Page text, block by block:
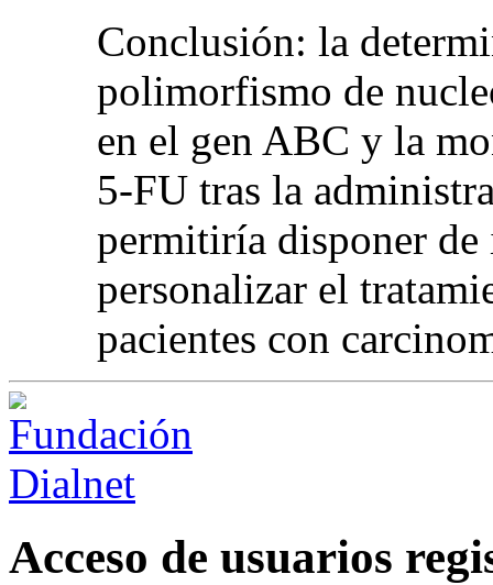
Conclusión: la
polimorfismo de
en el gen ABC y la
5-FU tras la
permitiría disponer
personalizar el
pacientes con
Acceso de usuarios